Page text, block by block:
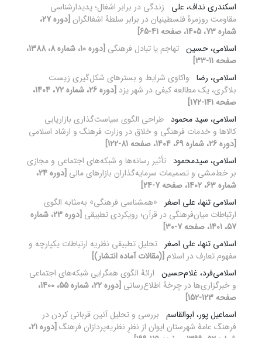
اسکندری نداف، علی
زندگی در برابر اشغال؛ پدیدارشناسی
مقاومت روزمرۀ فلسطینیان در برابر سلطۀ اشغالگران
[دوره 27،
شماره 73، 1405، صفحه 41-65]
اسلامی، حسین تهاجم یا تبادل فرهنگی
[دوره 10، شماره 8، 1388،
صفحه 11-33]
اسلامی، رضا واکاوی شرایط و بستر‌های شکل‌گیری زیست
بلاگری، یک مطالعه کیفی در شهر یزد
[دوره 26، شماره 72، 1404،
صفحه 141-172]
اسلامی، سید محمود طراحی الگوی سیاست‌گذاری بازاریابی
کالاها و خدمات فرهنگی و خلاق در وزارت فرهنگ و ارشاد اسلامی
[دوره 26، شماره 69، 1404، صفحه 81-122]
اسلامی، سیدمحمود تأثیر رسانه‌ها و شبکه‌های اجتماعی و مجازی
بر خط‌مشی و تصمیمات سرمایه‌گذاران بازارهای مالی
[دوره 24،
شماره 63، 1402، صفحه 7-24]
اسلامی تنها، علی اصغر
«همشناسی فرهنگی» به‌مثابه الگوی
ارتباطات میان‌فرهنگی در قرآن؛ رویکردی تطبیقی
[دوره 23، شماره
57، 1401، صفحه 7-30]
اسلامی تنها، علی اصغر تحلیل تطبیقی نظریه ارتباطات یکپارچه و
مفهوم تعارف در اسلام [(مقالات آماده انتشار)]
اسلامی‌فرد، غلام‌حسین ارائۀ الگوی همگرایی شبکه‌های اجتماعی
و خبرگزاری‌ها در چرخۀ اطلاع‌رسانی
[دوره 22، شماره 55، 1400،
صفحه 123-152]
اسماعیل پور، ابوالقاسم بررسی و تحلیل آئین قربانی کردن در
فرهنگ عامۀ شهرستان ایوان از نظرِ نظریه‌پردازان فرهنگ
[دوره 21،